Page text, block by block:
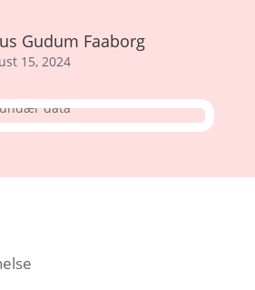
Gudum Faaborg
15, 2024